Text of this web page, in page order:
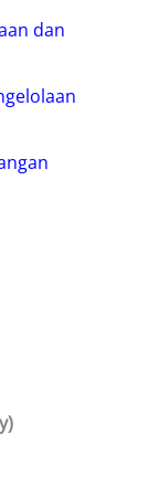
dan